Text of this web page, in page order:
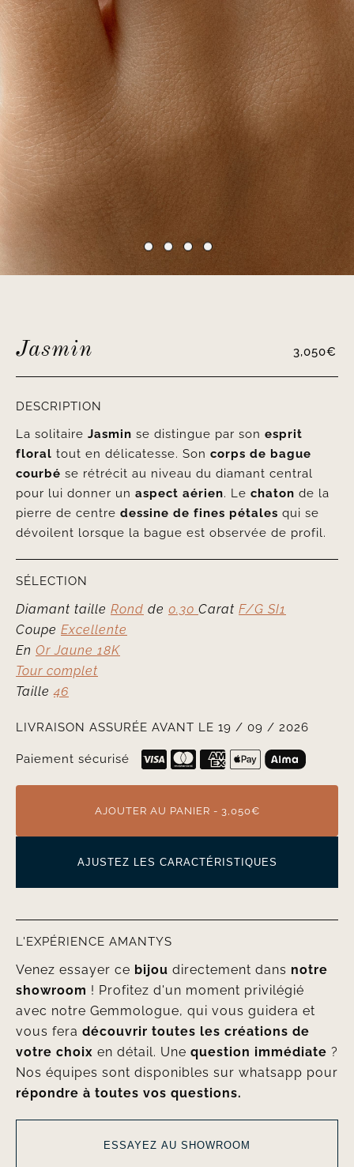
Jasmin 3,050€
DESCRIPTION
La solitaire Jasmin se distingue par son esprit
floral tout en délicatesse. Son corps de bague
courbé se rétrécit au niveau du diamant central
pour lui donner un aspect aérien. Le chaton de la
pierre de centre dessine de fines pétales qui se
dévoilent lorsque la bague est observée de profil.
SÉLECTION
Diamant taille Rond de 0.30 Carat F/G SI1
Coupe Excellente
En Or Jaune 18K
Tour complet
Taille46
LIVRAISON ASSURÉE AVANT LE 19 / 09 / 2026
Paiement sécurisé
AJOUTER AU PANIER - 3,050€
AJUSTEZ LES CARACTÉRISTIQUES
L'EXPÉRIENCE AMANTYS
Venez essayer ce bijou directement dans notre
showroom ! Profitez d'un moment privilégié
avec notre Gemmologue, qui vous guidera et
vous fera découvrir toutes les créations de
votre choix en détail. Une question immédiate ?
Nos équipes sont disponibles sur whatsapp pour
répondre à toutes vos questions.
ESSAYEZ AU SHOWROOM